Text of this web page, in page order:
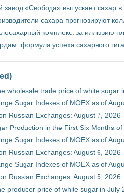
завод «Свобода» выпускает сахар в
сахара прогнозируют
комплекс: за иллюзию
формула успеха сахарного
wholesale trade price of white sugar
Sugar Indexes of MOEX as of
Russian Exchanges: August 7, 2026
Production in the First Six Months of
Sugar Indexes of MOEX as of
Russian Exchanges: August 6, 2026
Sugar Indexes of MOEX as of
Russian Exchanges: August 5, 2026
producer price of white sugar in July